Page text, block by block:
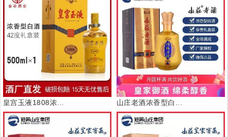
皇宫玉液1808浓... 山庄老酒浓香型白...